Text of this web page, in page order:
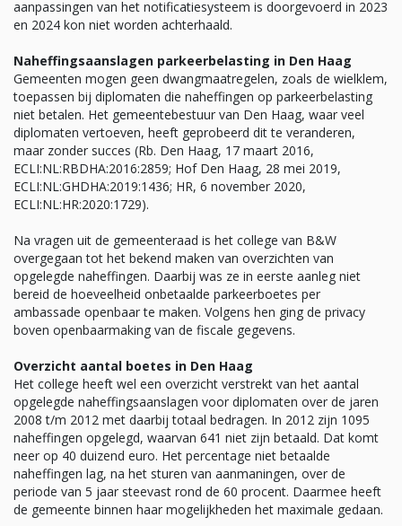
aanpassingen van het notificatiesysteem is doorgevoerd in 2023
en 2024 kon niet worden achterhaald.
Naheffingsaanslagen parkeerbelasting in Den Haag
Gemeenten mogen geen dwangmaatregelen, zoals de wielklem,
toepassen bij diplomaten die naheffingen op parkeerbelasting
niet betalen. Het gemeentebestuur van Den Haag, waar veel
diplomaten vertoeven, heeft geprobeerd dit te veranderen,
maar zonder succes (Rb. Den Haag, 17 maart 2016,
ECLI:NL:RBDHA:2016:2859; Hof Den Haag, 28 mei 2019,
ECLI:NL:GHDHA:2019:1436; HR, 6 november 2020,
ECLI:NL:HR:2020:1729).
Na vragen uit de gemeenteraad is het college van B&W
overgegaan tot het bekend maken van overzichten van
opgelegde naheffingen. Daarbij was ze in eerste aanleg niet
bereid de hoeveelheid onbetaalde parkeerboetes per
ambassade openbaar te maken. Volgens hen ging de privacy
boven openbaarmaking van de fiscale gegevens.
Overzicht aantal boetes in Den Haag
Het college heeft wel een overzicht verstrekt van het aantal
opgelegde naheffingsaanslagen voor diplomaten over de jaren
2008 t/m 2012 met daarbij totaal bedragen. In 2012 zijn 1095
naheffingen opgelegd, waarvan 641 niet zijn betaald. Dat komt
neer op 40 duizend euro. Het percentage niet betaalde
naheffingen lag, na het sturen van aanmaningen, over de
periode van 5 jaar steevast rond de 60 procent. Daarmee heeft
de gemeente binnen haar mogelijkheden het maximale gedaan.